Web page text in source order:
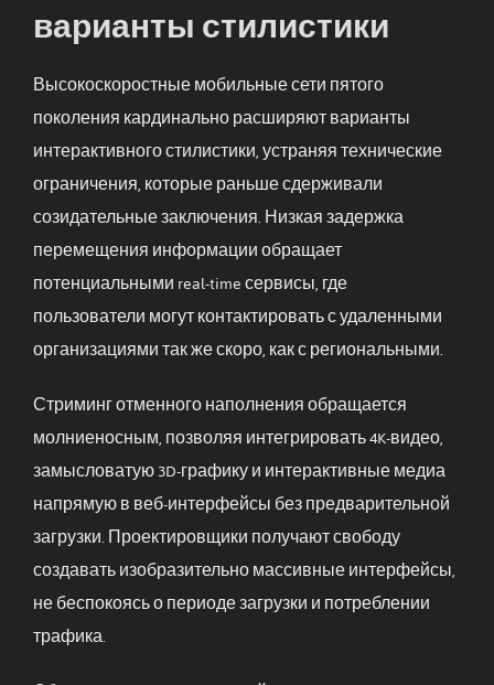
варианты стилистики
Высокоскоростные мобильные сети пятого
поколения кардинально расширяют варианты
интерактивного стилистики, устраняя технические
ограничения, которые раньше сдерживали
созидательные заключения. Низкая задержка
перемещения информации обращает
потенциальными real-time сервисы, где
пользователи могут контактировать с удаленными
организациями так же скоро, как с региональными.
Стриминг отменного наполнения обращается
молниеносным, позволяя интегрировать 4K-видео,
замысловатую 3D-графику и интерактивные медиа
напрямую в веб-интерфейсы без предварительной
загрузки. Проектировщики получают свободу
создавать изобразительно массивные интерфейсы,
не беспокоясь о периоде загрузки и потреблении
трафика.